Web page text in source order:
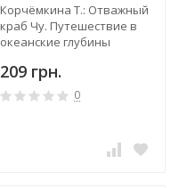
Корчёмкина Т.: Отважный
краб Чу. Путешествие в
океанские глубины
209 грн.
0